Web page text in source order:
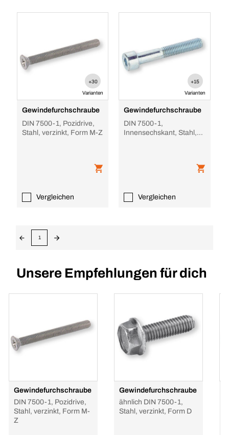
+30
Varianten
Gewindefurchschraube
DIN 7500-1, Pozidrive,
Stahl, verzinkt, Form M-Z
Vergleichen
+15
Varianten
Gewindefurchschraube
DIN 7500-1,
Innensechskant, Stahl,
Vergleichen
1
Unsere Empfehlungen für dich
Gewindefurchschraube
DIN 7500-1, Pozidrive,
Stahl, verzinkt, Form M-
Z
Gewindefurchschraube
ähnlich DIN 7500-1,
Stahl, verzinkt, Form D